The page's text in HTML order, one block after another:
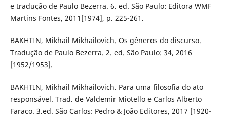
e tradução de Paulo Bezerra. 6. ed. São Paulo: Editora WMF
Martins Fontes, 2011[1974], p. 225-261.
BAKHTIN, Mikhail Mikhailovich. Os gêneros do discurso.
Tradução de Paulo Bezerra. 2. ed. São Paulo: 34, 2016
[1952/1953].
BAKHTIN, Mikhail Mikhailovich. Para uma filosofia do ato
responsável. Trad. de Valdemir Miotello e Carlos Alberto
Faraco. 3.ed. São Carlos: Pedro & João Editores, 2017 [1920-